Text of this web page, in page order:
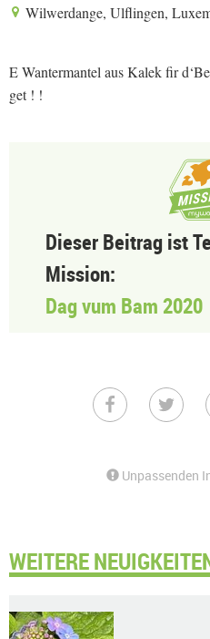
Wilwerdange, Ulflingen,
E Wantermantel aus Kalek fir
get ! !
Dieser Beitrag ist
Mission:
Dag vum Bam 2020
Unpassenden
WEITERE